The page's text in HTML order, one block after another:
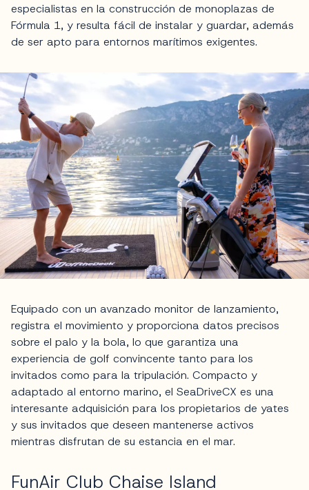
especialistas en la construcción de monoplazas de
Fórmula 1, y resulta fácil de instalar y guardar, además
de ser apto para entornos marítimos exigentes.
Equipado con un avanzado monitor de lanzamiento,
registra el movimiento y proporciona datos precisos
sobre el palo y la bola, lo que garantiza una
experiencia de golf convincente tanto para los
invitados como para la tripulación. Compacto y
adaptado al entorno marino, el SeaDriveCX es una
interesante adquisición para los propietarios de yates
y sus invitados que deseen mantenerse activos
mientras disfrutan de su estancia en el mar.
FunAir Club Chaise Island